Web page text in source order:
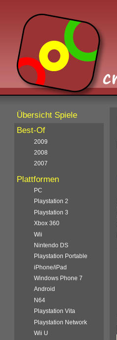
Übersicht Spiele
Best-Of
2009
2008
2007
Plattformen
PC
Playstation 2
Playstation 3
Xbox 360
Wii
Nintendo DS
Playstation Portable
iPhone/iPad
Windows Phone 7
Android
N64
Playstation Vita
Playstation Network
Wii U